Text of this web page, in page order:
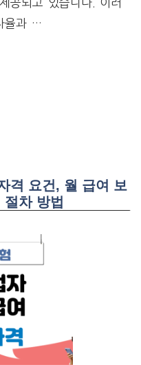
공되고 있습니다. 이러
율과 …
격 요건, 월 급여 보
차 방법